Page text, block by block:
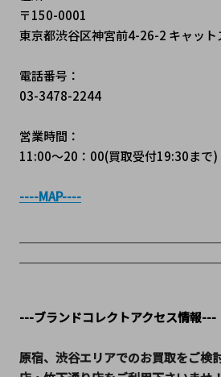
〒150-0001
東京都渋谷区神宮前4-26-2 キャット
電話番号：
03-3478-2244
営業時間：
11:00～20：00(買取受付19:30まで)
----MAP----
---ブランドコレクトアクセス情報---
原宿、渋谷エリアでのお買取をご検